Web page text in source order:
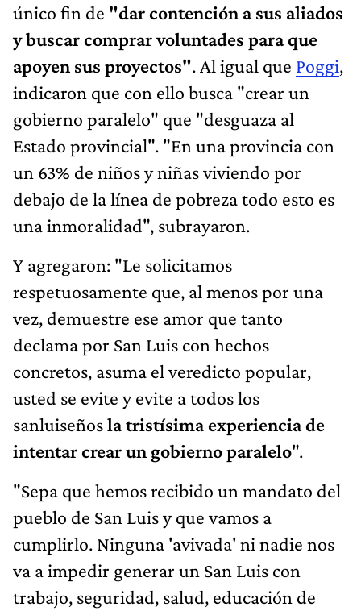
único fin de "dar contención a sus aliados
y buscar comprar voluntades para que
apoyen sus proyectos". Al igual que Poggi,
indicaron que con ello busca "crear un
gobierno paralelo" que "desguaza al
Estado provincial". "En una provincia con
un 63% de niños y niñas viviendo por
debajo de la línea de pobreza todo esto es
una inmoralidad", subrayaron.
Y agregaron: "Le solicitamos
respetuosamente que, al menos por una
vez, demuestre ese amor que tanto
declama por San Luis con hechos
concretos, asuma el veredicto popular,
usted se evite y evite a todos los
sanluiseñosla tristísima experiencia de
intentar crear un gobierno paralelo".
"Sepa que hemos recibido un mandato del
pueblo de San Luis y que vamos a
cumplirlo. Ninguna 'avivada' ni nadie nos
va a impedir generar un San Luis con
trabajo, seguridad, salud, educación de